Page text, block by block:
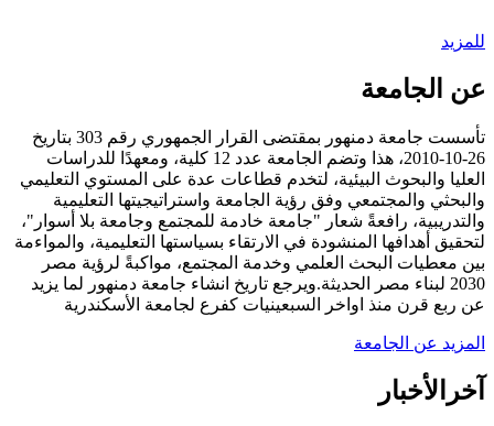
للمزيد
عن الجامعة
تأسست جامعة دمنهور بمقتضى القرار الجمهوري رقم 303 بتاريخ
26-10-2010، هذا وتضم الجامعة عدد 12 كلية، ومعهدًا للدراسات
العليا والبحوث البيئية، لتخدم قطاعات عدة على المستوي التعليمي
والبحثي والمجتمعي وفق رؤية الجامعة واستراتيجيتها التعليمية
والتدريبية، رافعةً شعار "جامعة خادمة للمجتمع وجامعة بلا أسوار"،
لتحقيق أهدافها المنشودة في الارتقاء بسياستها التعليمية، والمواءمة
بين معطيات البحث العلمي وخدمة المجتمع، مواكبةً لرؤية مصر
2030 لبناء مصر الحديثة.ويرجع تاريخ انشاء جامعة دمنهور لما يزيد
عن ربع قرن منذ اواخر السبعينيات كفرع لجامعة الأسكندرية
المزيد عن الجامعة
آخر الأخبار